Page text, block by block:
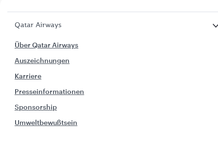
Qatar Airways
Über Qatar Airways
Auszeichnungen
Karriere
Presseinformationen
Sponsorship
Umweltbewußtsein